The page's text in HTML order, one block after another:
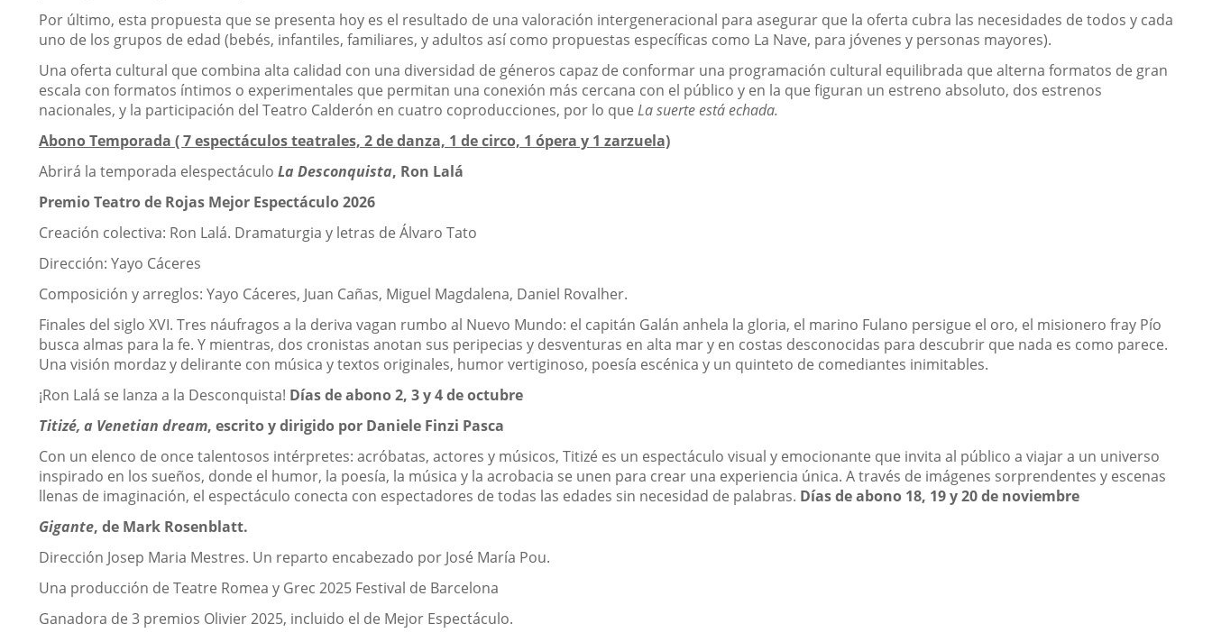
Por último, esta propuesta que se presenta hoy es el resultado de una valoración intergeneracional para asegurar que la oferta cubra las necesidades de todos y cada
uno de los grupos de edad (bebés, infantiles, familiares, y adultos así como propuestas específicas como La Nave, para jóvenes y personas mayores).
Una oferta cultural que combina alta calidad con una diversidad de géneros capaz de conformar una programación cultural equilibrada que alterna formatos de gran
escala con formatos íntimos o experimentales que permitan una conexión más cercana con el público y en la que figuran un estreno absoluto, dos estrenos
nacionales, y la participación del Teatro Calderón en cuatro coproducciones, por lo que La suerte está echada.
Abono Temporada ( 7 espectáculos teatrales, 2 de danza, 1 de circo, 1 ópera y 1 zarzuela)
Abrirá la temporada elespectáculo La Desconquista, Ron Lalá
Premio Teatro de Rojas Mejor Espectáculo 2026
Creación colectiva: Ron Lalá. Dramaturgia y letras de Álvaro Tato
Dirección: Yayo Cáceres
Composición y arreglos: Yayo Cáceres, Juan Cañas, Miguel Magdalena, Daniel Rovalher.
Finales del siglo XVI. Tres náufragos a la deriva vagan rumbo al Nuevo Mundo: el capitán Galán anhela la gloria, el marino Fulano persigue el oro, el misionero fray Pío
busca almas para la fe. Y mientras, dos cronistas anotan sus peripecias y desventuras en alta mar y en costas desconocidas para descubrir que nada es como parece.
Una visión mordaz y delirante con música y textos originales, humor vertiginoso, poesía escénica y un quinteto de comediantes inimitables.
¡Ron Lalá se lanza a la Desconquista! Días de abono 2, 3 y 4 de octubre
Titizé, a Venetian dream, escrito y dirigido por Daniele Finzi Pasca
Con un elenco de once talentosos intérpretes: acróbatas, actores y músicos, Titizé es un espectáculo visual y emocionante que invita al público a viajar a un universo
inspirado en los sueños, donde el humor, la poesía, la música y la acrobacia se unen para crear una experiencia única. A través de imágenes sorprendentes y escenas
llenas de imaginación, el espectáculo conecta con espectadores de todas las edades sin necesidad de palabras. Días de abono 18, 19 y 20 de noviembre
Gigante, de Mark Rosenblatt.
Dirección Josep Maria Mestres. Un reparto encabezado por José María Pou.
Una producción de Teatre Romea y Grec 2025 Festival de Barcelona
Ganadora de 3 premios Olivier 2025, incluido el de Mejor Espectáculo.